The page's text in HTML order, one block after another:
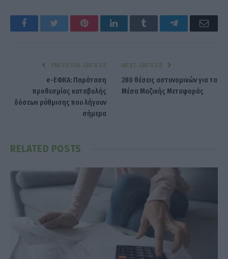
Facebook Twitter PinterestLinkedIn Tumblr Telegram
PREVIOUS ARTICLE
e-ΕΦΚΑ: Παράταση
προθεσμίας καταβολής
δόσεων ρύθμισης που λήγουν
σήμερα
NEXT ARTICLE
280 θέσεις αστυνομικών για τα
Μέσα Μαζικής Μεταφοράς
RELATED POSTS